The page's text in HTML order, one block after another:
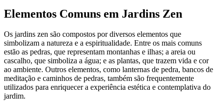
Elementos Comuns em Jardins Zen
Os jardins zen são compostos por diversos elementos que
simbolizam a natureza e a espiritualidade. Entre os mais comuns
estão as pedras, que representam montanhas e ilhas; a areia ou
cascalho, que simboliza a água; e as plantas, que trazem vida e cor
ao ambiente. Outros elementos, como lanternas de pedra, bancos de
meditação e caminhos de pedras, também são frequentemente
utilizados para enriquecer a experiência estética e contemplativa do
jardim.